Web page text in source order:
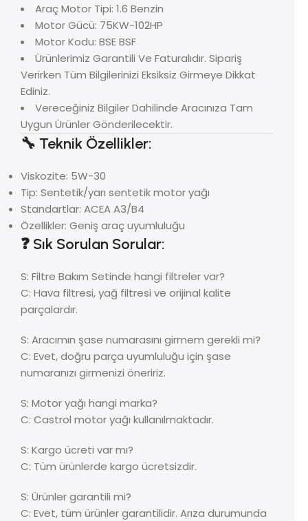
Araç Motor Tipi: 1.6 Benzin
Motor Gücü: 75KW-102HP
Motor Kodu: BSE BSF
Ürünlerimiz Garantili Ve Faturalıdır. Sipariş
Verirken Tüm Bilgilerinizi Eksiksiz Girmeye Dikkat
Ediniz.
Vereceğiniz Bilgiler Dahilinde Aracınıza Tam
Uygun Ürünler Gönderilecektir.
🔧 Teknik Özellikler:
Viskozite: 5W-30
Tip: Sentetik/yarı sentetik motor yağı
Standartlar: ACEA A3/B4
Özellikler: Geniş araç uyumluluğu
❓ Sık Sorulan Sorular:
S: Filtre Bakım Setinde hangi filtreler var?
C: Hava filtresi, yağ filtresi ve orijinal kalite
parçalardır.
S: Aracımın şase numarasını girmem gerekli mi?
C: Evet, doğru parça uyumluluğu için şase
numaranızı girmenizi öneririz.
S: Motor yağı hangi marka?
C: Castrol motor yağı kullanılmaktadır.
S: Kargo ücreti var mı?
C: Tüm ürünlerde kargo ücretsizdir.
S: Ürünler garantili mi?
C: Evet, tüm ürünler garantilidir. Arıza durumunda